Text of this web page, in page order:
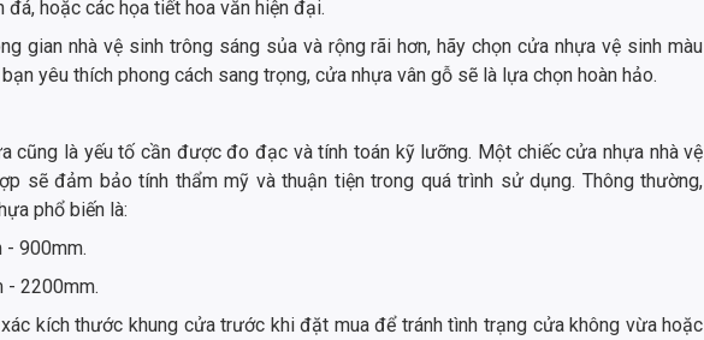
đá, hoặc các họa tiết hoa văn hiện đại.
gian nhà vệ sinh trông sáng sủa và rộng rãi hơn, hãy chọn cửa nhựa vệ sinh màu
yêu thích phong cách sang trọng, cửa nhựa vân gỗ sẽ là lựa chọn hoàn hảo.
cũng là yếu tố cần được đo đạc và tính toán kỹ lưỡng. Một chiếc cửa nhựa nhà vệ
sẽ đảm bảo tính thẩm mỹ và thuận tiện trong quá trình sử dụng. Thông thường,
phổ biến là:
- 900mm.
- 2200mm.
kích thước khung cửa trước khi đặt mua để tránh tình trạng cửa không vừa hoặc